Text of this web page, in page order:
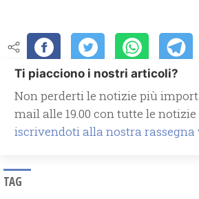
Ti piacciono i nostri articoli?
Non perderti le notizie più
mail alle 19.00 con tutte le
iscrivendoti alla nostra rassegna
TAG